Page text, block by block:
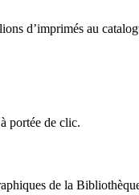
d’imprimés au
portée de clic.
de la